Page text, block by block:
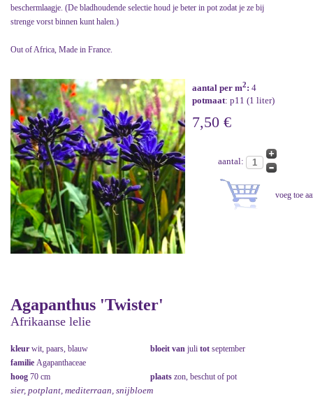
beschermlaagje. (De bladhoudende selectie houd je beter in pot zodat je ze bij
strenge vorst binnen kunt halen.)
Out of Africa, Made in France.
aantal per m2: 4
potmaat: p11 (1 liter)
7,50 €
aantal:
Agapanthus 'Twister'
Afrikaanse lelie
kleur wit, paars, blauw bloeit van juli tot september
familie Agapanthaceae
hoog 70 cm plaats zon, beschut of pot
sier, potplant, mediterraan, snijbloem